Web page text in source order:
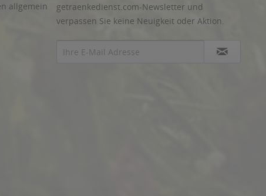
allgemein
getraenkedienst.com-Newsletter und
verpassen Sie keine Neuigkeit oder Aktion.